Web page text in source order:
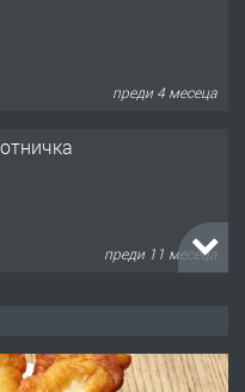
преди 4 месеца
преди 11 месеца